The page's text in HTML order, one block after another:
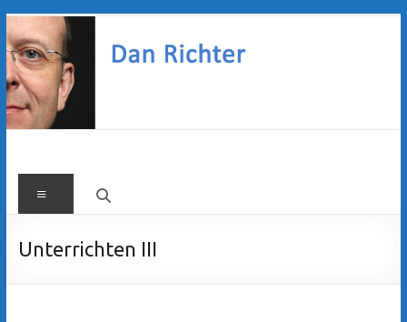
Zum
Inhalt
springen
Dan
Richter
Menü
Unterrichten III